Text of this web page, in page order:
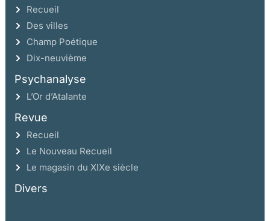
Recueil
Des villes
Champ Poétique
Dix-neuvième
Psychanalyse
L’Or d’Atalante
Revue
Recueil
Le Nouveau Recueil
Le magasin du XIXe siècle
Divers